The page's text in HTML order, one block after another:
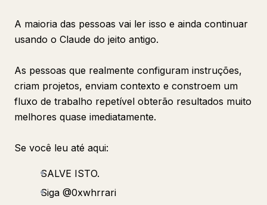
A maioria das pessoas vai ler isso e ainda continuar
usando o Claude do jeito antigo.
As pessoas que realmente configuram instruções,
criam projetos, enviam contexto e constroem um
fluxo de trabalho repetível obterão resultados muito
melhores quase imediatamente.
Se você leu até aqui:
SALVE ISTO.
Siga @0xwhrrari